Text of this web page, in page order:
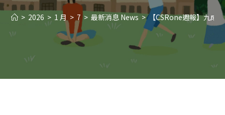
> 2026 > 1 月 > 7 > 最新消息 News > 【CSRone週報】九成